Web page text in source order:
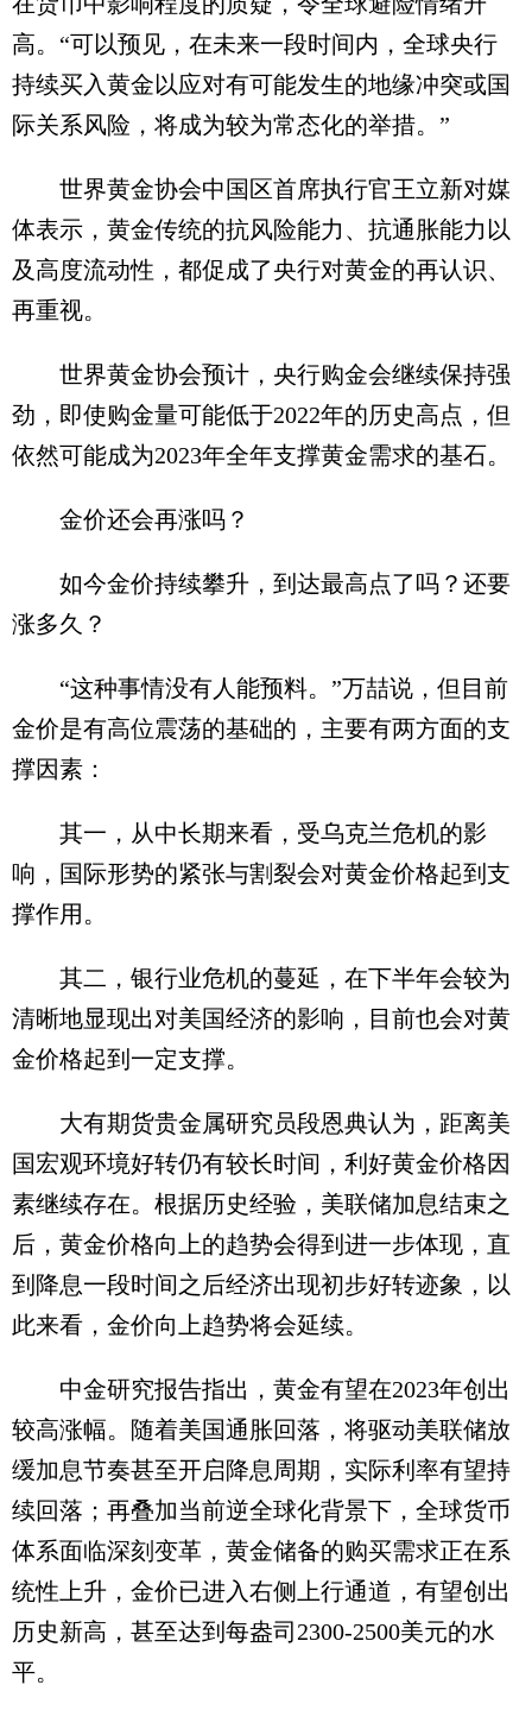
高。“可以预见，在未来一段时间内，全球央行
持续买入黄金以应对有可能发生的地缘冲突或国
际关系风险，将成为较为常态化的举措。”
世界黄金协会中国区首席执行官王立新对媒
体表示，黄金传统的抗风险能力、抗通胀能力以
及高度流动性，都促成了央行对黄金的再认识、
再重视。
世界黄金协会预计，央行购金会继续保持强
劲，即使购金量可能低于2022年的历史高点，但
依然可能成为2023年全年支撑黄金需求的基石。
金价还会再涨吗？
如今金价持续攀升，到达最高点了吗？还要
涨多久？
“这种事情没有人能预料。”万喆说，但目前
金价是有高位震荡的基础的，主要有两方面的支
撑因素：
其一，从中长期来看，受乌克兰危机的影
响，国际形势的紧张与割裂会对黄金价格起到支
撑作用。
其二，银行业危机的蔓延，在下半年会较为
清晰地显现出对美国经济的影响，目前也会对黄
金价格起到一定支撑。
大有期货贵金属研究员段恩典认为，距离美
国宏观环境好转仍有较长时间，利好黄金价格因
素继续存在。根据历史经验，美联储加息结束之
后，黄金价格向上的趋势会得到进一步体现，直
到降息一段时间之后经济出现初步好转迹象，以
此来看，金价向上趋势将会延续。
中金研究报告指出，黄金有望在2023年创出
较高涨幅。随着美国通胀回落，将驱动美联储放
缓加息节奏甚至开启降息周期，实际利率有望持
续回落；再叠加当前逆全球化背景下，全球货币
体系面临深刻变革，黄金储备的购买需求正在系
统性上升，金价已进入右侧上行通道，有望创出
历史新高，甚至达到每盎司2300-2500美元的水
平。